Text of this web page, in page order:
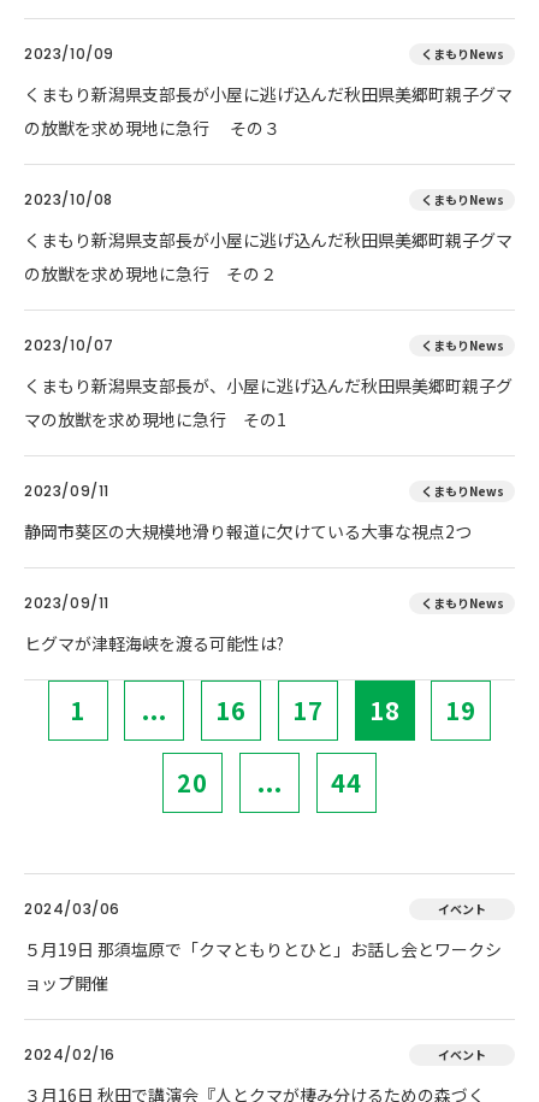
2023/10/09 くまもりNews
くまもり新潟県支部長が小屋に逃げ込んだ秋田県美郷町親子グマ
の放獣を求め現地に急行 その３
2023/10/08 くまもりNews
くまもり新潟県支部長が小屋に逃げ込んだ秋田県美郷町親子グマ
の放獣を求め現地に急行 その２
2023/10/07 くまもりNews
くまもり新潟県支部長が、小屋に逃げ込んだ秋田県美郷町親子グ
マの放獣を求め現地に急行 その1
2023/09/11 くまもりNews
静岡市葵区の大規模地滑り報道に欠けている大事な視点2つ
2023/09/11 くまもりNews
ヒグマが津軽海峡を渡る可能性は?
1 ... 16 17 18 19
20 ... 44
2024/03/06 イベント
５月19日 那須塩原で「クマともりとひと」お話し会とワークシ
ョップ開催
2024/02/16 イベント
３月16日 秋田で講演会『人とクマが棲み分けるための森づく